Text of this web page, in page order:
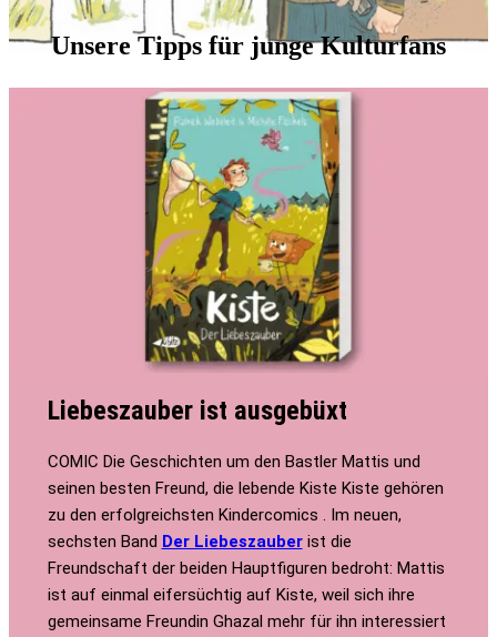
Unsere Tipps für junge Kulturfans
Liebeszauber ist ausgebüxt
COMIC Die Geschichten um den Bastler Mattis und
seinen besten Freund, die lebende Kiste Kiste gehören
zu den erfolgreichsten Kindercomics . Im neuen,
sechsten Band Der Liebeszauberist die
Freundschaft der beiden Hauptfiguren bedroht: Mattis
ist auf einmal eifersüchtig auf Kiste, weil sich ihre
gemeinsame Freundin Ghazal mehr für ihn interessiert